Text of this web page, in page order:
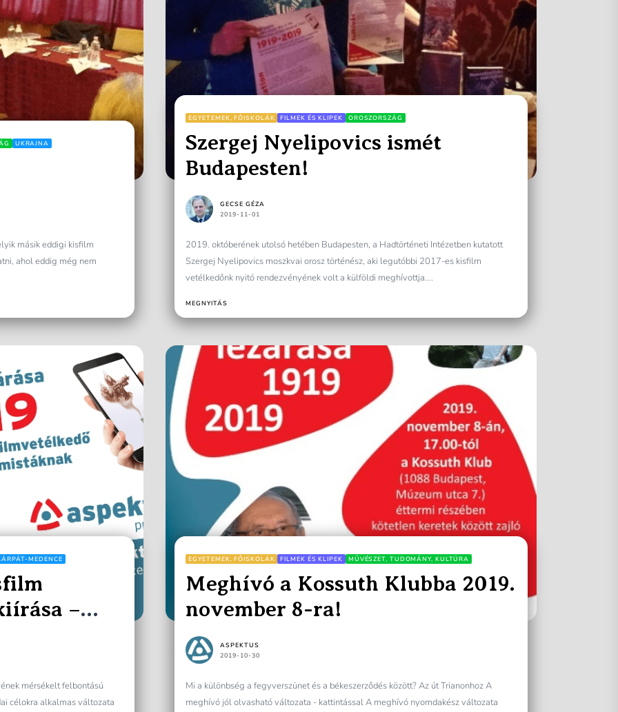
UKRAJNA
másik eddigi kisfilm
ahol eddig még nem
EGYETEMEK, FŐISKOLÁK FILMEK ÉS KLIPEK OROSZORSZÁG
Szergej Nyelipovics ismét
Budapesten!
GECSE GÉZA
2019-11-01
2019. októberének utolsó hetében Budapesten, a Hadtörténeti Intézetben kutatott
Szergej Nyelipovics moszkvai orosz történész, aki legutóbbi 2017-es kisfilm
vetélkedőnk nyitó rendezvényének volt a külföldi meghívottja....
MEGNYITÁS
MEDENCE
–
mérsékelt felbontású
célokra alkalmas változata
EGYETEMEK, FŐISKOLÁK FILMEK ÉS KLIPEK MŰVÉSZET, TUDOMÁNY, KULTÚRA
Meghívó a Kossuth Klubba 2019.
november 8-ra!
ASPEKTUS
2019-10-30
Mi a különbség a fegyverszünet és a békeszerződés között? Az út Trianonhoz A
meghívó jól olvasható változata - kattintással A meghívó nyomdakész változata